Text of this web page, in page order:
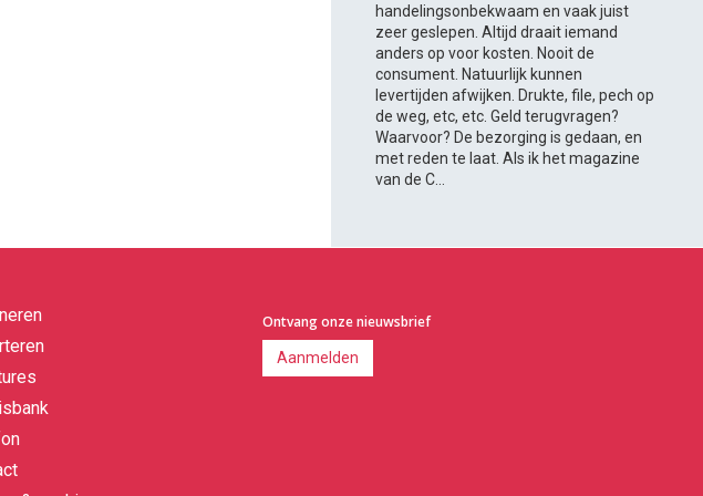
handelingsonbekwaam en vaak juist
zeer geslepen. Altijd draait iemand
anders op voor kosten. Nooit de
consument. Natuurlijk kunnen
levertijden afwijken. Drukte, file, pech op
de weg, etc, etc. Geld terugvragen?
Waarvoor? De bezorging is gedaan, en
met reden te laat. Als ik het magazine
van de C...
Ontvang onze nieuwsbrief
Aanmelden